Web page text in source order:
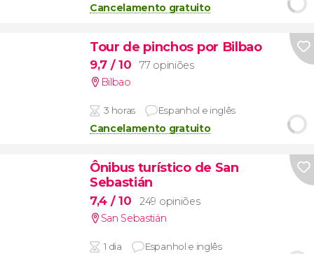
Cancelamento gratuito
Tour de pinchos por Bilbao
9,7 / 10
77 opiniões
Bilbao
3 horas Espanhol e inglês
Cancelamento gratuito
Ônibus turístico de San
Sebastián
7,4 / 10
249 opiniões
San Sebastián
1 dia Espanhol e inglês